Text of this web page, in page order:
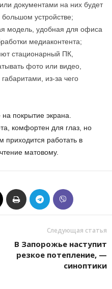
документами на них будет
устройстве;
модель, удобная для офиса
медиаконтента;
стационарный ПК,
фото или видео,
из-за чего
покрытие экрана.
комфортен для глаз, но
работать в
матовому.
Следующая статья
В Запорожье наступит
резкое потепление, —
синоптики